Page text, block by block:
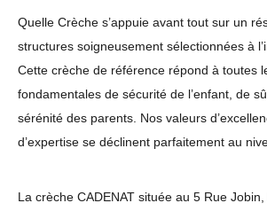
Quelle Crèche s’appuie avant tout sur un
structures soigneusement sélectionnées à
Cette crèche de référence répond à toutes
fondamentales de sécurité de l’enfant, de
sérénité des parents. Nos valeurs
d’expertise se déclinent parfaitement au
La crèche CADENAT située au 5 Rue